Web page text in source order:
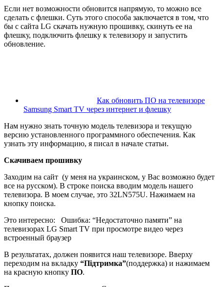
Если нет возможности обновится напрямую, то можно все
сделать с флешки. Суть этого способа заключается в том, что
бы с сайта LG скачать нужную прошивку, скинуть ее на
флешку, подключить флешку к телевизору и запустить
обновление.
Как обновить ПО на телевизоре
Samsung Smart TV через интернет и флешку
Нам нужно знать точную модель телевизора и текущую
версию установленного программного обеспечения. Как
узнать эту информацию, я писал в начале статьи.
Скачиваем прошивку
Заходим на сайт (у меня на украинском, у Вас возможно будет
все на русском). В строке поиска вводим модель нашего
телевизора. В моем случае, это 32LN575U. Нажимаем на
кнопку поиска.
Это интересно:
Ошибка: “Недостаточно памяти” на
телевизорах LG Smart TV при просмотре видео через
встроенный браузер
В результатах, должен появится наш телевизоре. Вверху
переходим на вкладку “Підтримка”(поддержка) и нажимаем
на красную кнопку ПО.